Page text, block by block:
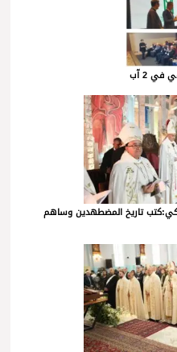
2 آب
تاريخ المضطهدين وساهم